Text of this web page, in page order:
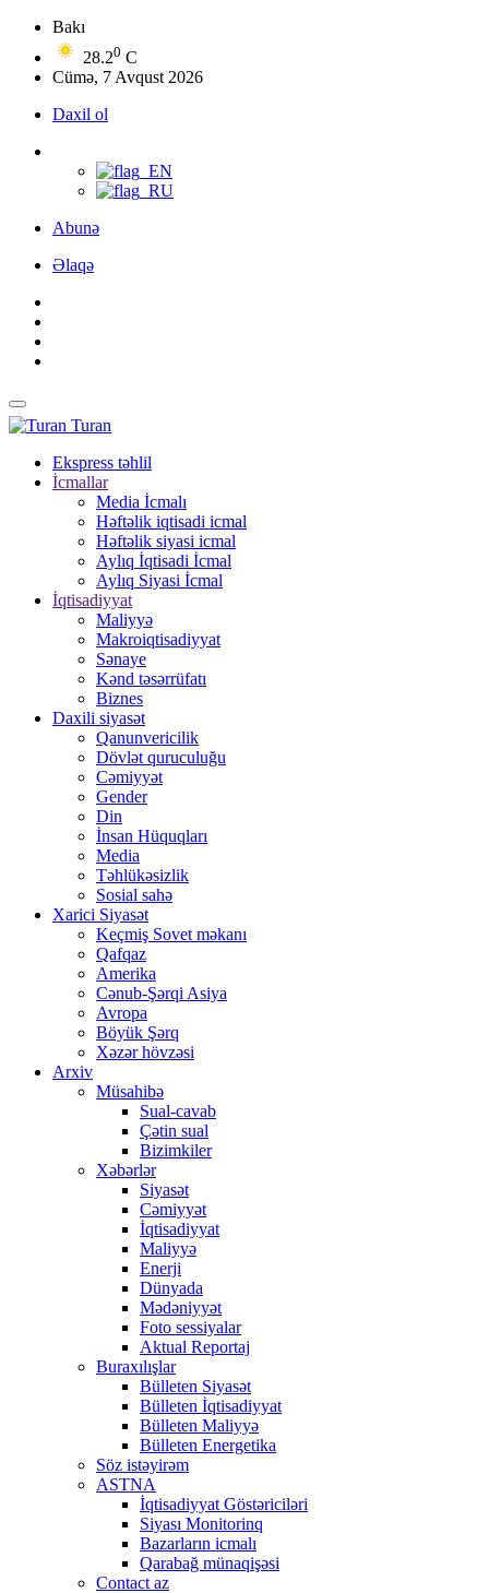
Bakı
28.20 C
Cümə, 7 Avqust 2026
Daxil ol
Abunə
Əlaqə
Turan
Ekspress təhlil
İcmallar
Media İcmalı
Həftəlik iqtisadi icmal
Həftəlik siyasi icmal
Aylıq İqtisadi İcmal
Aylıq Siyasi İcmal
İqtisadiyyat
Maliyyə
Makroiqtisadiyyat
Sənaye
Kənd təsərrüfatı
Biznes
Daxili siyasət
Qanunvericilik
Dövlət quruculuğu
Cəmiyyət
Gender
Din
İnsan Hüquqları
Media
Təhlükəsizlik
Sosial sahə
Xarici Siyasət
Keçmiş Sovet məkanı
Qafqaz
Amerika
Cənub-Şərqi Asiya
Avropa
Böyük Şərq
Xəzər hövzəsi
Arxiv
Müsahibə
Sual-cavab
Çətin sual
Bizimkiler
Xəbərlər
Siyasət
Cəmiyyət
İqtisadiyyat
Maliyyə
Enerji
Dünyada
Mədəniyyət
Foto sessiyalar
Aktual Reportaj
Buraxılışlar
Bülleten Siyasət
Bülleten İqtisadiyyat
Bülleten Maliyyə
Bülleten Energetika
Söz istəyirəm
ASTNA
İqtisadiyyat Göstəriciləri
Siyası Monitorinq
Bazarların icmalı
Qarabağ münaqişəsi
Contact az